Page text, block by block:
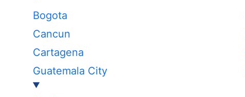
Bogota
Cancun
Cartagena
Guatemala City